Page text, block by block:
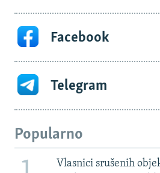
Facebook
Telegram
Popularno
Vlasnici srušenih